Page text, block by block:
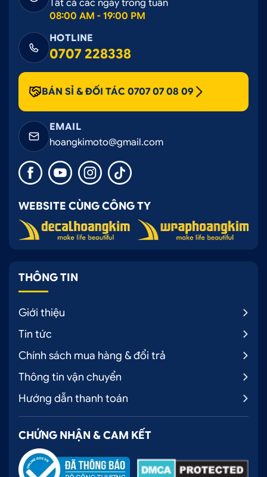
Tất cả các ngày trong tuần
08:00 AM - 19:00 PM
HOTLINE
0707 228338
BÁN SỈ & ĐỐI TÁC 0707 07 08 09
EMAIL
hoangkimoto@gmail.com
WEBSITE CÙNG CÔNG TY
THÔNG TIN
Giới thiệu
Tin tức
Chính sách mua hàng & đổi trả
Thông tin vận chuyển
Hướng dẫn thanh toán
CHỨNG NHẬN & CAM KẾT